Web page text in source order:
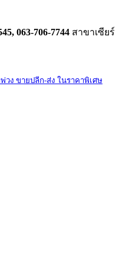
063-706-7744 สาขาเซียร์
ง ขายปลีก-ส่ง ในราคาพิเศษ